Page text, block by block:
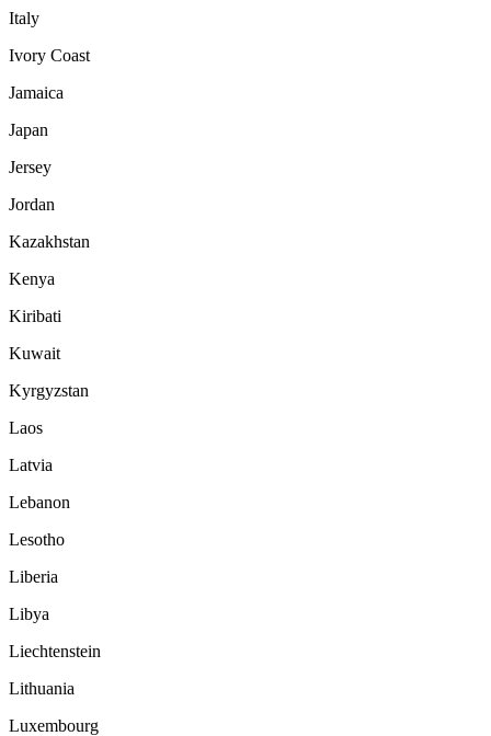
Italy
Ivory Coast
Jamaica
Japan
Jersey
Jordan
Kazakhstan
Kenya
Kiribati
Kuwait
Kyrgyzstan
Laos
Latvia
Lebanon
Lesotho
Liberia
Libya
Liechtenstein
Lithuania
Luxembourg